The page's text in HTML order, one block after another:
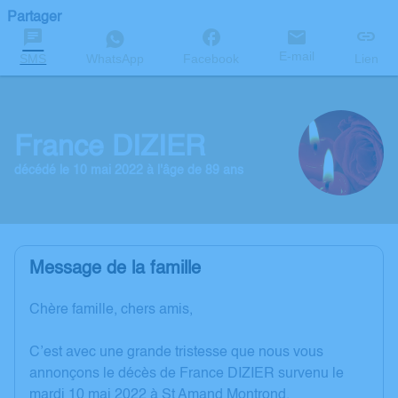
Partager
SMS WhatsApp Facebook E-mail Lien
France DIZIER
décédé le 10 mai 2022 à l'âge de 89 ans
Message de la famille
Chère famille, chers amis,
C’est avec une grande tristesse que nous vous
annonçons le décès de France DIZIER survenu le